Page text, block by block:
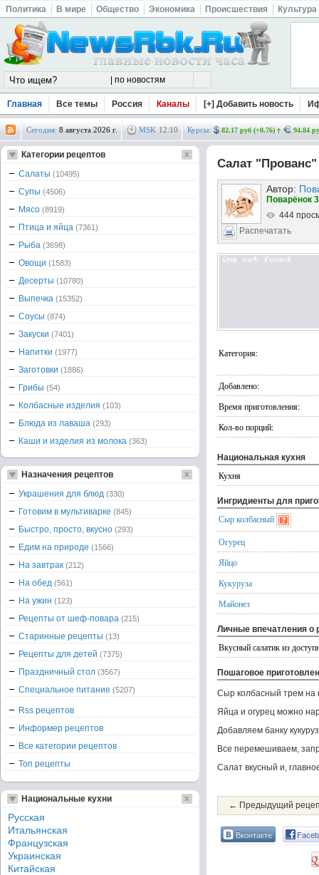
Политика В мире Общество Экономика Происшествия Культура
Главная Все темы Россия Каналы [+] Добавить новость
Сегодня: 8 августа 2026 г. MSK 12:10 Курсы: 82.17 руб (+0.76) 94.84
Салат "Прованс"
Автор:
Поварёнок
444
Распечатать
Категория:
Добавлено:
Время приготовления:
Кол-во порций:
Национальная кухня
Кухня
Ингридиенты для
Сыр колбасный
Огурец
Яйцо
Кукуруза
Майонез
Личные впечатления о
Вкусный салатик из
Пошаговое
Сыр колбасный трем на
Яйца и огурец можно
Добавляем банку
Все перемешиваем,
Салат вкусный и,
← Предыдущий
Вконтакте
Категории рецептов
Салаты (10495)
Супы (4506)
Мясо (8919)
Птица и яйца (7361)
Рыба (3698)
Овощи (1583)
Десерты (10780)
Выпечка (15352)
Соусы (874)
Закуски (7401)
Напитки (1977)
Заготовки (1886)
Грибы (54)
Колбасные изделия (103)
Блюда из лаваша (293)
Каши и изделия из молока (363)
Назначения рецептов
Украшения для блюд (330)
Готовим в мультиварке (845)
Быстро, просто, вкусно (293)
Едим на природе (1566)
На завтрак (212)
На обед (561)
На ужин (123)
Рецепты от шеф-повара (215)
Старинные рецепты (13)
Рецепты для детей (7375)
Праздничный стол (3567)
Специальное питание (5207)
Rss рецептов
Информер рецептов
Все категории рецептов
Топ рецепты
Национальные кухни
Русская
Итальянская
Французская
Украинская
Китайская